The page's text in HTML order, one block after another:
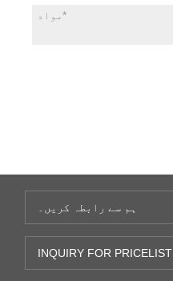
ہم سے رابطہ کریں۔
INQUIRY FOR PRICELIST